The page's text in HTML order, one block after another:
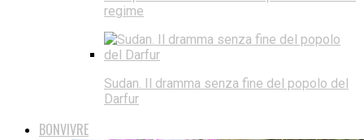
regime
Sudan. Il dramma senza fine del popolo del
Darfur
BONVIVRE